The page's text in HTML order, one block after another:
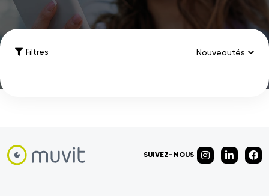
Filtres
SUIVEZ-NOUS